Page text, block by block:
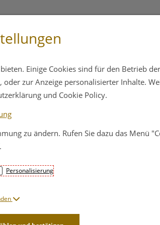
Hansaplast
PZN: 2843197
Einige Cookies sind für den Betrieb
zur Anzeige personalisierter Inhalte.
und Cookie Policy.
zu ändern. Rufen Sie dazu das Menü
Personalisierung